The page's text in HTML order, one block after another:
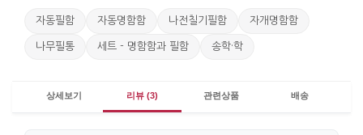
자동필함 자동명함함 나전칠기필함 자개명함함
나무필통 세트 - 명함함과 필함 송학·학
상세보기 리뷰 (3) 관련상품 배송